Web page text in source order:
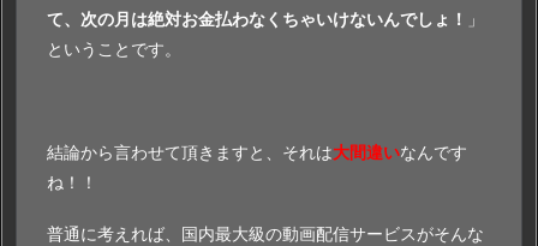
て、次の月は絶対お金払わなくちゃいけないんでしょ！ 」
ということです。
結論から言わせて頂きますと、それは大間違いなんです
ね！！
普通に考えれば、国内最大級の動画配信サービスがそんな